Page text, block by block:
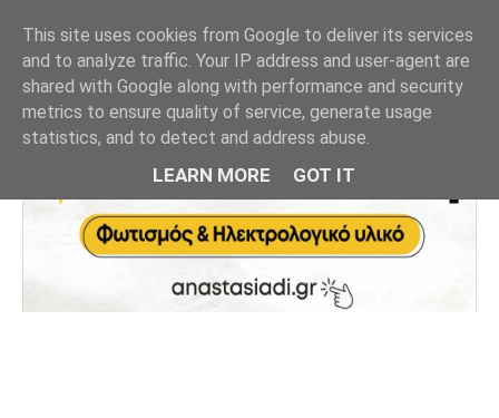
This site uses cookies from Google to deliver its services
and to analyze traffic. Your IP address and user-agent are
shared with Google along with performance and security
metrics to ensure quality of service, generate usage
statistics, and to detect and address abuse.
LEARN MORE GOT IT